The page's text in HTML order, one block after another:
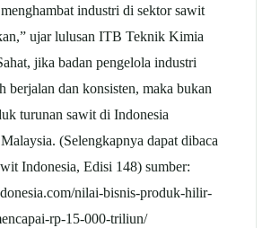
industri di sektor sawit
ujar lulusan ITB Teknik Kimia
jika badan pengelola industri
berjalan dan konsisten, maka bukan
turunan sawit di Indonesia
(Selengkapnya dapat dibaca
Indonesia, Edisi 148) sumber:
nilai-bisnis-produk-hilir-
rp-15-000-triliun/